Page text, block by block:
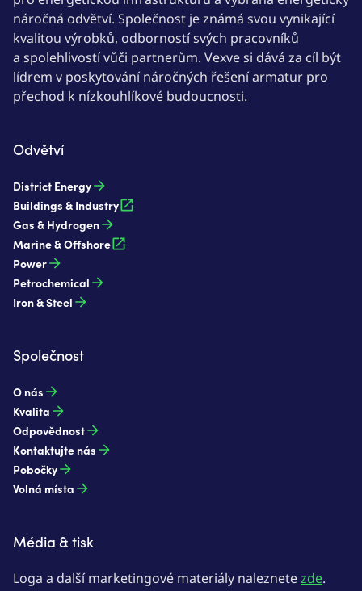
náročná odvětví. Společnost je známá svou vynikající
kvalitou výrobků, odborností svých pracovníků
a spolehlivostí vůči partnerům. Vexve si dává za cíl být
lídrem v poskytování náročných řešení armatur pro
přechod k nízkouhlíkové budoucnosti.
Odvětví
District Energy
Buildings & Industry
Gas & Hydrogen
Marine & Offshore
Power
Petrochemical
Iron & Steel
Společnost
O nás
Kvalita
Odpovědnost
Kontaktujte nás
Pobočky
Volná místa
Média & tisk
Loga a další marketingové materiály naleznetezde.